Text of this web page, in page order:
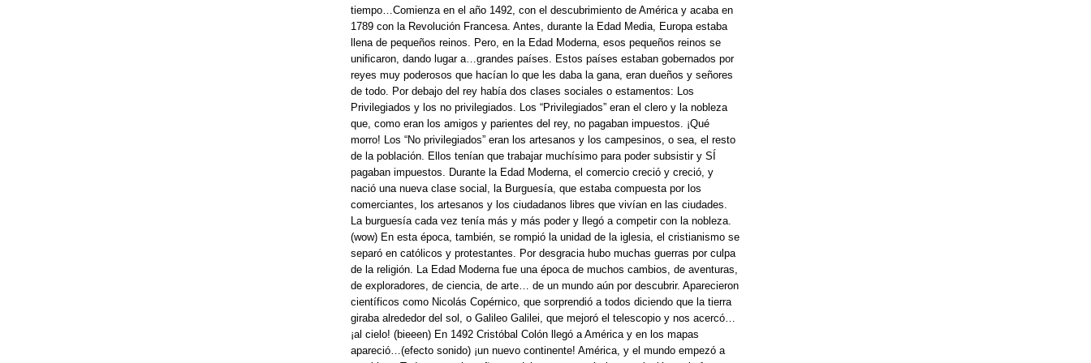
tiempo…Comienza en el año 1492, con el descubrimiento de América y acaba en
1789 con la Revolución Francesa. Antes, durante la Edad Media, Europa estaba
llena de pequeños reinos. Pero, en la Edad Moderna, esos pequeños reinos se
unificaron, dando lugar a…grandes países. Estos países estaban gobernados por
reyes muy poderosos que hacían lo que les daba la gana, eran dueños y señores
de todo. Por debajo del rey había dos clases sociales o estamentos: Los
Privilegiados y los no privilegiados. Los “Privilegiados” eran el clero y la nobleza
que, como eran los amigos y parientes del rey, no pagaban impuestos. ¡Qué
morro! Los “No privilegiados” eran los artesanos y los campesinos, o sea, el resto
de la población. Ellos tenían que trabajar muchísimo para poder subsistir y SÍ
pagaban impuestos. Durante la Edad Moderna, el comercio creció y creció, y
nació una nueva clase social, la Burguesía, que estaba compuesta por los
comerciantes, los artesanos y los ciudadanos libres que vivían en las ciudades.
La burguesía cada vez tenía más y más poder y llegó a competir con la nobleza.
(wow) En esta época, también, se rompió la unidad de la iglesia, el cristianismo se
separó en católicos y protestantes. Por desgracia hubo muchas guerras por culpa
de la religión. La Edad Moderna fue una época de muchos cambios, de aventuras,
de exploradores, de ciencia, de arte… de un mundo aún por descubrir. Aparecieron
científicos como Nicolás Copérnico, que sorprendió a todos diciendo que la tierra
giraba alrededor del sol, o Galileo Galilei, que mejoró el telescopio y nos acercó…
¡al cielo! (bieeen) En 1492 Cristóbal Colón llegó a América y en los mapas
apareció…(efecto sonido) ¡un nuevo continente! América, y el mundo empezó a